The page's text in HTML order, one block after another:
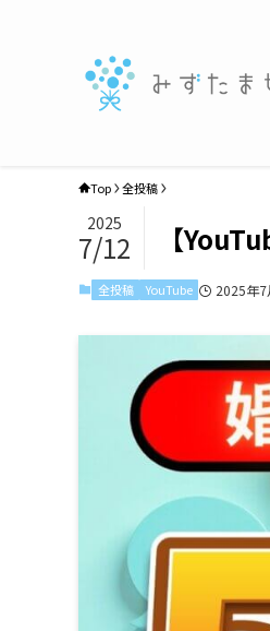
Top 全投稿
【
2025
7/12
全投稿 YouTube 2025年7